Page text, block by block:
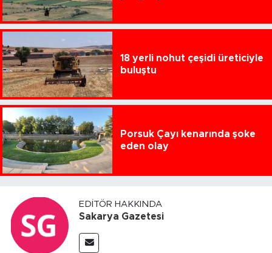
18 yerli nohut çeşidi üreticiyle
buluştu
Porsuk Çayı kenarında şoke
eden olay
EDITÖR HAKKINDA
Sakarya Gazetesi